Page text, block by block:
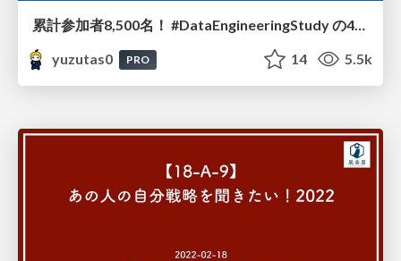
累計参加者8,500名！ #DataEngineeringStudy の43スライドから学ぶ、データエンジニアリングの羅針盤 / 20220224
yuzutas0
PRO 14 5.5k